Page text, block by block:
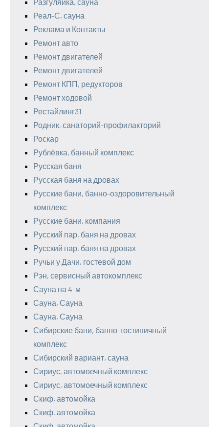
Реал-С, сауна
Реклама и Контакты
Ремонт авто
Ремонт двигателей
Ремонт двигателей
Ремонт КПП, редукторов
Ремонт ходовой
Рестайлинг31
Родник, санаторий-профилакторий
Роскар
Рублёвка, банный комплекс
Русская баня
Русская баня на дровах
Русские бани, банно-оздоровительный
комплекс
Русские бани, компания
Русский пар, баня на дровах
Русский пар, баня на дровах
Ручьи у Дачи, гостевой дом
Рэн, сервисный автокомплекс
Сауна на 4-м
Сауна, Сауна
Сауна, Сауна
Сибирские бани, банно-гостиничный
комплекс
Сибирский вариант, сауна
Сириус, автомоечный комплекс
Сириус, автомоечный комплекс
Скиф, автомойка
Скиф, автомойка